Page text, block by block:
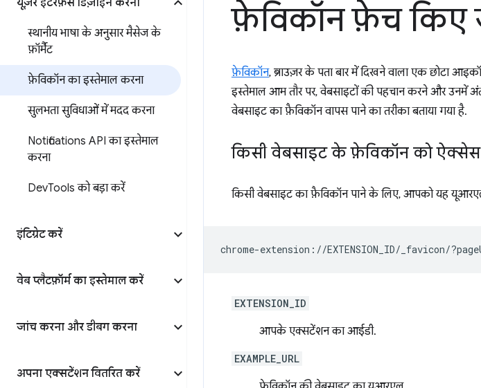
यूज़र इंटरफ़ेस डिज़ाइन करना
स्थानीय भाषा के अनुसार मैसेज के
फ़ॉर्मैट
फ़ेविकॉन का इस्तेमाल करना
सुलभता सुविधाओं में मदद करना
Notifications API का इस्तेमाल
करना
DevTools को बड़ा करें
इंटिग्रेट करें
वेब प्लैटफ़ॉर्म का इस्तेमाल करें
जांच करना और डीबग करना
अपना एक्सटेंशन वितरित करें
फ़ेविकॉन फ़ेच किए
फ़ेविकॉन, ब्राउज़र के पता बार में दिखने वाला एक छोटा
इस्तेमाल आम तौर पर, वेबसाइटों की पहचान करने और उनमें
वेबसाइट का फ़ैविकॉन वापस पाने का तरीका बताया गया है.
किसी वेबसाइट के फ़ेविकॉन को
किसी वेबसाइट का फ़ैविकॉन पाने के लिए, आपको यह यूआरएल
EXTENSION_ID
आपके एक्सटेंशन का आईडी.
EXAMPLE_URL